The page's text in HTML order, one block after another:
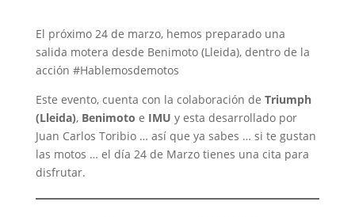
El próximo 24 de marzo, hemos preparado una
salida motera desde Benimoto (Lleida), dentro de la
acción #Hablemosdemotos
Este evento, cuenta con la colaboración de Triumph
(Lleida), Benimoto e IMU y esta desarrollado por
Juan Carlos Toribio … así que ya sabes … si te gustan
las motos … el día 24 de Marzo tienes una cita para
disfrutar.